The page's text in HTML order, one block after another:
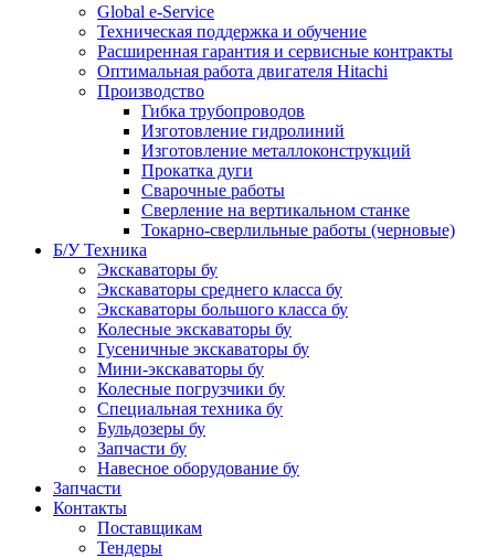
Global e-Service
Техническая поддержка и обучение
Расширенная гарантия и сервисные контракты
Оптимальная работа двигателя Hitachi
Производство
Гибка трубопроводов
Изготовление гидролиний
Изготовление металлоконструкций
Прокатка дуги
Сварочные работы
Сверление на вертикальном станке
Токарно-сверлильные работы (черновые)
Б/У Техника
Экскаваторы бу
Экскаваторы среднего класса бу
Экскаваторы большого класса бу
Колесные экскаваторы бу
Гусеничные экскаваторы бу
Мини-экскаваторы бу
Колесные погрузчики бу
Специальная техника бу
Бульдозеры бу
Запчасти бу
Навесное оборудование бу
Запчасти
Контакты
Поставщикам
Тендеры